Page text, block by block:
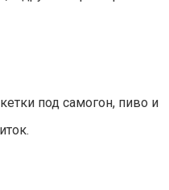
под самогон, пиво и